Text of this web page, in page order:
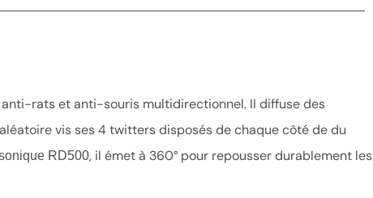
rats et anti-souris multidirectionnel. Il diffuse des
vis ses 4 twitters disposés de chaque côté de du
RD500, il émet à 360° pour repousser durablement les